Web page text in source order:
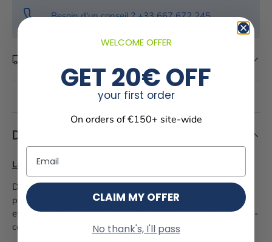
Besoin d'un conseil ? +33 667 672 245
Description
Le Duo Incontournable des Pros du Biplace
Découvrez les sellettes spécialement conçues par Niviuk
pour les professionnels du vol libre :Sherlock
pour le pilote
et
Watson 2pour le passager. Un duo ergonomique et ultra-
confortable, idéal pour profiter pleinement de chaque vol.
WELCOME OFFER
GET 20€ OFF
your first order
On orders of €150+ site-wide
Email
CLAIM MY OFFER
No thank's, I'll pass